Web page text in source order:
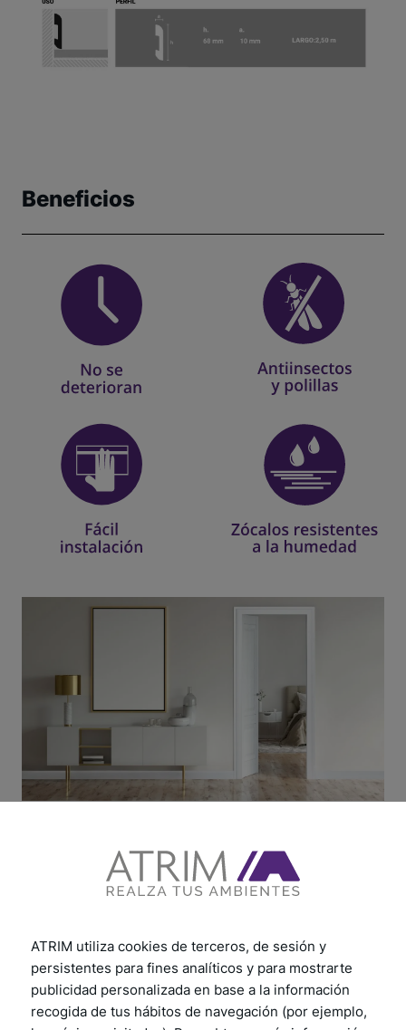
Beneficios
paso. Explora los tutoriales desde la preparación
hasta el acabado final. Garantizamos que tendrás
todo lo necesario para una instalación sin
complicaciones. Sigue los consejos prácticos y
recomendaciones útiles, te aseguramos un proceso
rápido y eficiente.
ATRIM utiliza cookies de terceros, de sesión y
persistentes para fines analíticos y para mostrarte
publicidad personalizada en base a la información
recogida de tus hábitos de navegación (por ejemplo,